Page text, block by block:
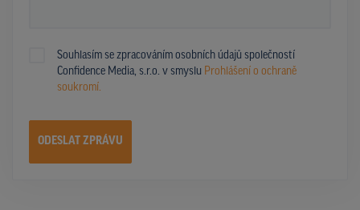
Souhlasím se zpracováním osobních údajů společností
Confidence Media, s.r.o. v smyslu Prohlášení o ochraně
soukromí.
ODESLAT ZPRÁVU